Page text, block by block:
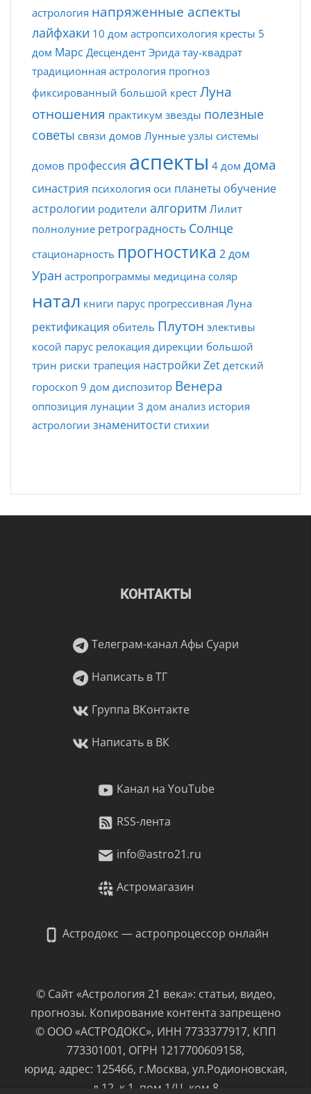
астрология напряженные аспекты
лайфхаки 10 дом астропсихология кресты 5
дом Марс Десцендент Эрида тау-квадрат
традиционная астрология прогноз
фиксированный большой крест Луна
отношения практикум звезды полезные
советы связи домов Лунные узлы системы
домов профессия аспекты 4 дом дома
синастрия психология оси планеты обучение
астрологии родители алгоритм Лилит
полнолуние ретроградность Солнце
стационарность прогностика 2 дом
Уран астропрограммы медицина соляр
натал книги парус прогрессивная Луна
ректификация обитель Плутон элективы
косой парус релокация дирекции большой
трин риски трапеция настройки Zet детский
гороскоп 9 дом диспозитор Венера
оппозиция лунации 3 дом анализ история
астрологии знаменитости стихии
КОНТАКТЫ
Телеграм-канал Афы Суари
Написать в ТГ
Группа ВКонтакте
Написать в ВК
Канал на YouTube
RSS-лента
info@astro21.ru
Астромагазин
Астродокс — астропроцессор онлайн
© Сайт «Астрология 21 века»: статьи, видео,
прогнозы. Копирование контента запрещено
© ООО «АСТРОДОКС», ИНН 7733377917, КПП
773301001, ОГРН 1217700609158,
юрид. адрес: 125466, г.Москва, ул.Родионовская,
д.12, к.1, пом.1/Ц, ком.8